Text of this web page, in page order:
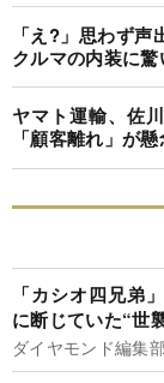
「え?」思わず
クルマの内装に驚
ヤマト運輸、佐
「顧客離れ」が
「カシオ四兄弟
に断じていた“世
ダイヤモンド編集部